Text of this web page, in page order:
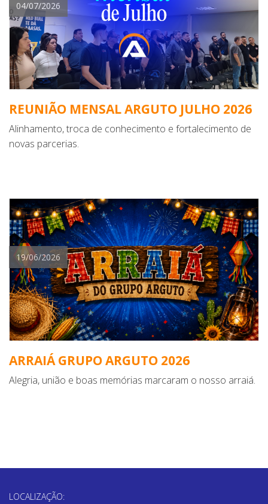
04/07/2026
REUNIÃO MENSAL ARGUTO JULHO 2026
Alinhamento, troca de conhecimento e fortalecimento de
novas parcerias.
19/06/2026
ARRAIÁ GRUPO ARGUTO 2026
Alegria, união e boas memórias marcaram o nosso arraiá.
LOCALIZAÇÃO: